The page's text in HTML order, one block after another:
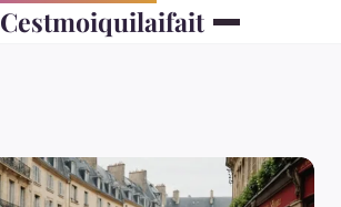
Cestmoiquilaifait